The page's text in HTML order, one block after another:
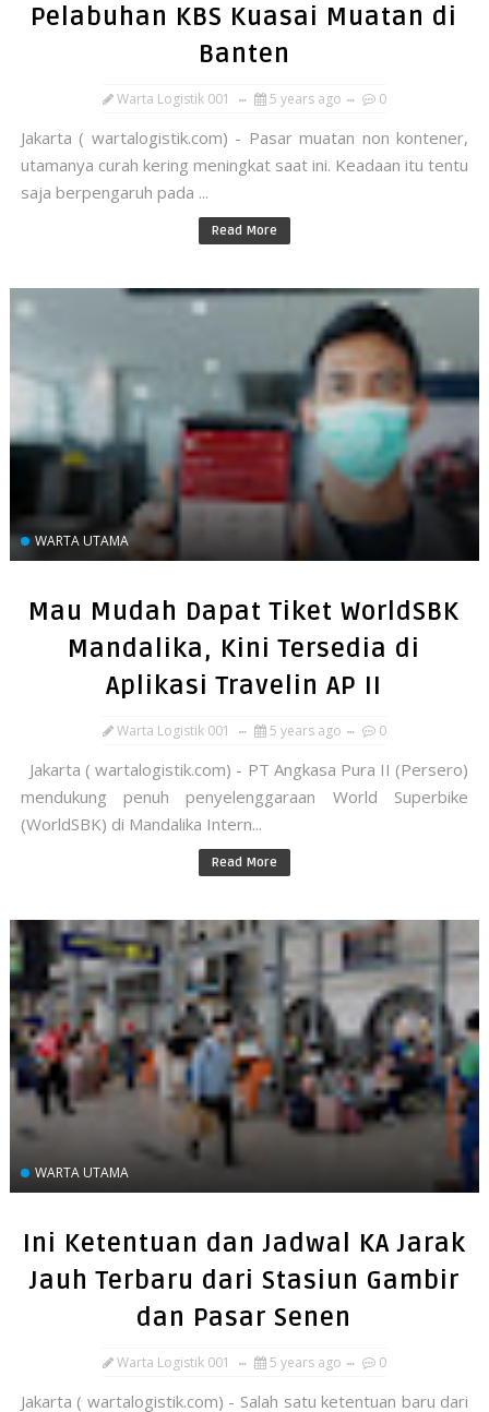
Pelabuhan KBS Kuasai Muatan di
Banten
Warta Logistik 001 5 years ago 0
Jakarta ( wartalogistik.com) - Pasar muatan non kontener,
utamanya curah kering meningkat saat ini. Keadaan itu tentu
saja berpengaruh pada ...
Read More
WARTA UTAMA
Mau Mudah Dapat Tiket WorldSBK
Mandalika, Kini Tersedia di
Aplikasi Travelin AP II
Warta Logistik 001 5 years ago 0
Jakarta ( wartalogistik.com) - PT Angkasa Pura II (Persero)
mendukung penuh penyelenggaraan World Superbike
(WorldSBK) di Mandalika Intern...
Read More
WARTA UTAMA
Ini Ketentuan dan Jadwal KA Jarak
Jauh Terbaru dari Stasiun Gambir
dan Pasar Senen
Warta Logistik 001 5 years ago 0
Jakarta ( wartalogistik.com) - Salah satu ketentuan baru dari